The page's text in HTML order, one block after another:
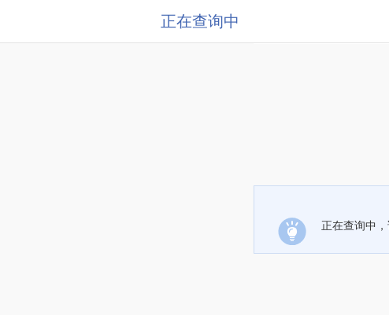
正在查询中
正在查询中